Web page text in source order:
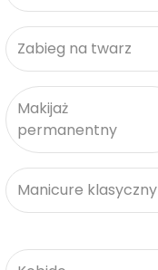
Zabieg na twarz
Makijaż
permanentny
Manicure klasyczny